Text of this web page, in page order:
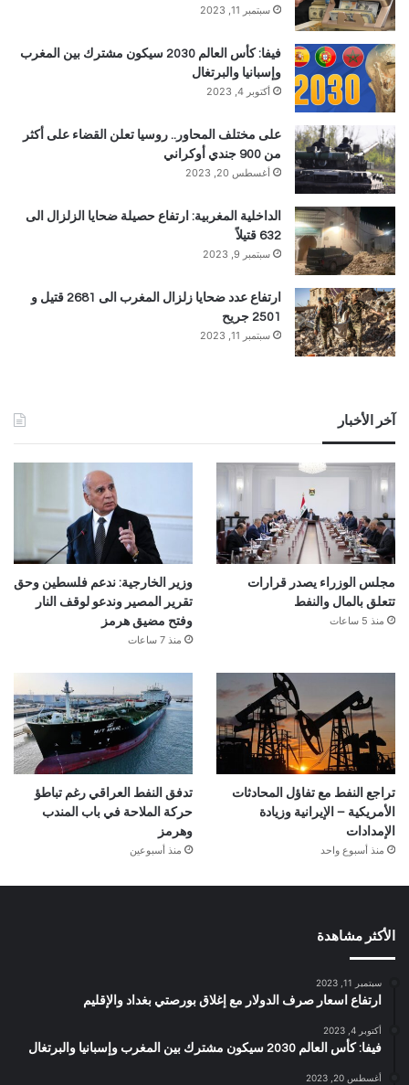
سبتمبر 11, 2023
فيفا: كأس العالم 2030 سيكون مشترك بين المغرب
وإسبانيا والبرتغال
أكتوبر 4, 2023
على مختلف المحاور.. روسيا تعلن القضاء على أكثر
من 900 جندي أوكراني
أغسطس 20, 2023
الداخلية المغربية: ارتفاع حصيلة ضحايا الزلزال الى
632 قتيلاً
سبتمبر 9, 2023
ارتفاع عدد ضحايا زلزال المغرب الى 2681 قتيل و
2501 جريح
سبتمبر 11, 2023
آخر الأخبار
مجلس الوزراء يصدر قرارات
تتعلق بالمال والنفط
منذ 5 ساعات
وزير الخارجية: ندعم فلسطين وحق
تقرير المصير وندعو لوقف النار
وفتح مضيق هرمز
منذ 7 ساعات
تراجع النفط مع تفاؤل المحادثات
الأمريكية – الإيرانية وزيادة
الإمدادات
منذ أسبوع واحد
تدفق النفط العراقي رغم تباطؤ
حركة الملاحة في باب المندب
وهرمز
منذ أسبوعين
الأكثر مشاهدة
سبتمبر 11, 2023
ارتفاع اسعار صرف الدولار مع إغلاق بورصتي بغداد والإقليم
أكتوبر 4, 2023
فيفا: كأس العالم 2030 سيكون مشترك بين المغرب وإسبانيا والبرتغال
أغسطس 20, 2023